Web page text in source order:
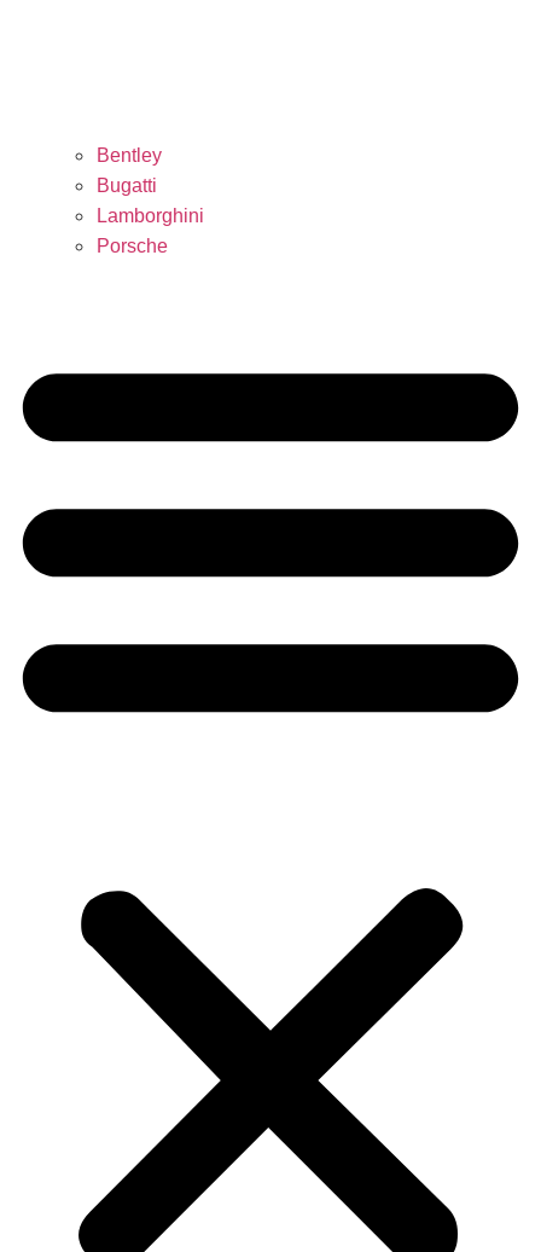
Bentley
Bugatti
Lamborghini
Porsche